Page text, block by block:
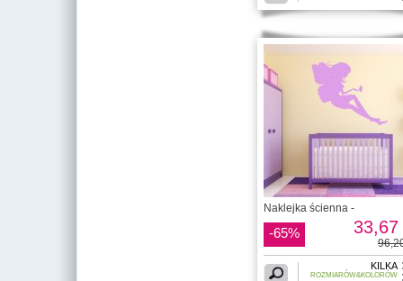
Naklejka ścienna -
-65% 33,67
KILKA
ROZMIARÓW&KOLORÓW